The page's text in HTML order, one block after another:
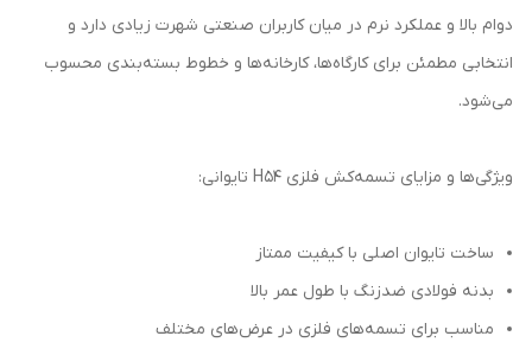
دوام بالا و عملکرد نرم در میان کاربران صنعتی شهرت زیادی دارد و
انتخابی مطمئن برای کارگاه‌ها، کارخانه‌ها و خطوط بسته‌بندی محسوب
می‌شود.
ویژگی‌ها و مزایای تسمه‌کش فلزی H54 تایوانی:
ساخت تایوان اصلی با کیفیت ممتاز
بدنه فولادی ضدزنگ با طول عمر بالا
مناسب برای تسمه‌های فلزی در عرض‌های مختلف